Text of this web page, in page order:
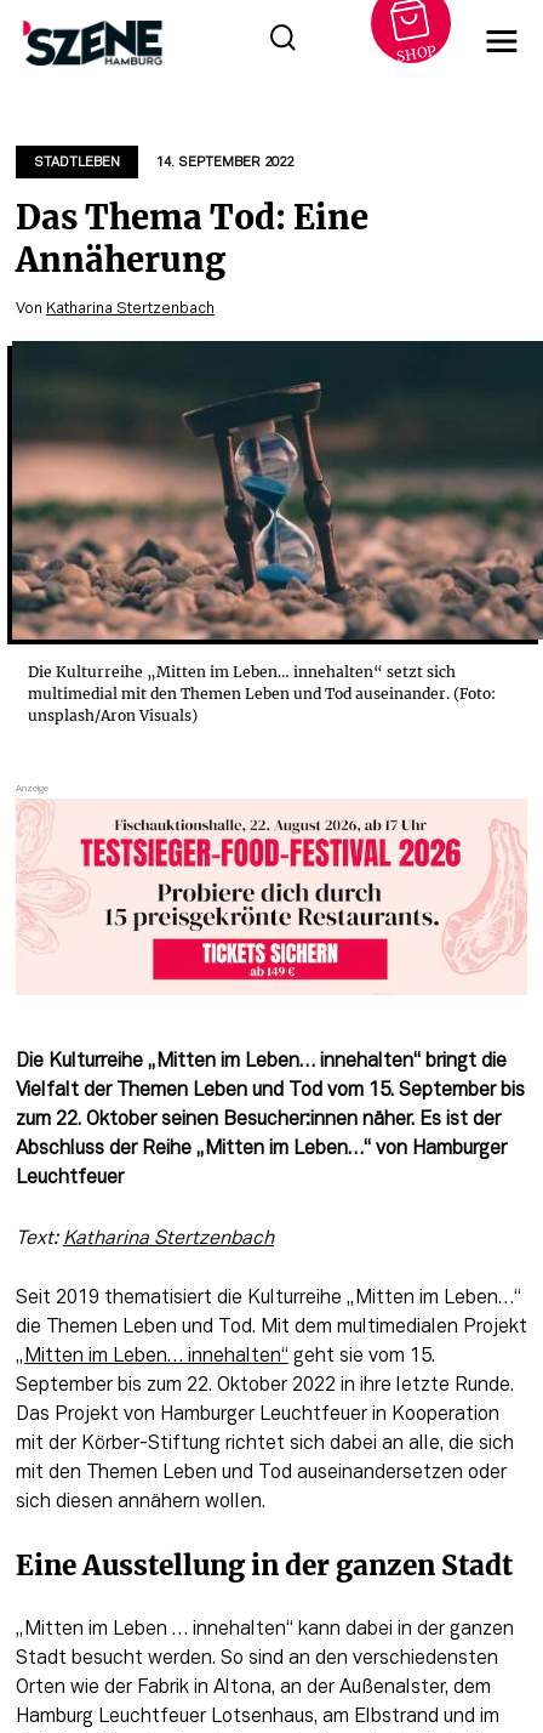
springen
SHOP
STADTLEBEN 14. SEPTEMBER 2022
Das Thema Tod: Eine
Annäherung
Von Katharina Stertzenbach
Die Kulturreihe „Mitten im Leben… innehalten“ setzt sich
multimedial mit den Themen Leben und Tod auseinander. (Foto:
unsplash/Aron Visuals)
Die Kulturreihe „Mitten im Leben… innehalten“ bringt die
Vielfalt der Themen Leben und Tod vom 15. September bis
zum 22. Oktober seinen Besucher:innen näher. Es ist der
Abschluss der Reihe „Mitten im Leben…“ von Hamburger
Leuchtfeuer
Text: Katharina Stertzenbach
Seit 2019 thematisiert die Kulturreihe „Mitten im Leben…“
die Themen Leben und Tod. Mit dem multimedialen Projekt
„Mitten im Leben… innehalten“ geht sie vom 15.
September bis zum 22. Oktober 2022 in ihre letzte Runde.
Das Projekt von Hamburger Leuchtfeuer in Kooperation
mit der Körber-Stiftung richtet sich dabei an alle, die sich
mit den Themen Leben und Tod auseinandersetzen oder
sich diesen annähern wollen.
Eine Ausstellung in der ganzen Stadt
„Mitten im Leben … innehalten“ kann dabei in der ganzen
Stadt besucht werden. So sind an den verschiedensten
Orten wie der Fabrik in Altona, an der Außenalster, dem
Hamburg Leuchtfeuer Lotsenhaus, am Elbstrand und im